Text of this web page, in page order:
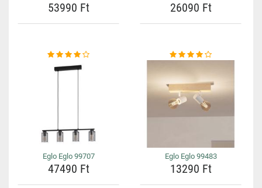
53990 Ft 26090 Ft
Eglo Eglo 99707
47490 Ft
Eglo Eglo 99483
13290 Ft